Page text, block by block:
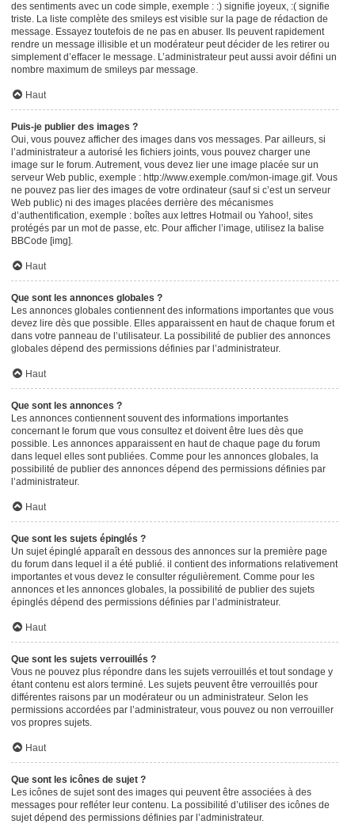
des sentiments avec un code simple, exemple : :) signifie joyeux, :( signifie
triste. La liste complète des smileys est visible sur la page de rédaction de
message. Essayez toutefois de ne pas en abuser. Ils peuvent rapidement
rendre un message illisible et un modérateur peut décider de les retirer ou
simplement d’effacer le message. L’administrateur peut aussi avoir défini un
nombre maximum de smileys par message.
Haut
Puis-je publier des images ?
Oui, vous pouvez afficher des images dans vos messages. Par ailleurs, si
l’administrateur a autorisé les fichiers joints, vous pouvez charger une
image sur le forum. Autrement, vous devez lier une image placée sur un
serveur Web public, exemple : http://www.exemple.com/mon-image.gif. Vous
ne pouvez pas lier des images de votre ordinateur (sauf si c’est un serveur
Web public) ni des images placées derrière des mécanismes
d’authentification, exemple : boîtes aux lettres Hotmail ou Yahoo!, sites
protégés par un mot de passe, etc. Pour afficher l’image, utilisez la balise
BBCode [img].
Haut
Que sont les annonces globales ?
Les annonces globales contiennent des informations importantes que vous
devez lire dès que possible. Elles apparaissent en haut de chaque forum et
dans votre panneau de l’utilisateur. La possibilité de publier des annonces
globales dépend des permissions définies par l’administrateur.
Haut
Que sont les annonces ?
Les annonces contiennent souvent des informations importantes
concernant le forum que vous consultez et doivent être lues dès que
possible. Les annonces apparaissent en haut de chaque page du forum
dans lequel elles sont publiées. Comme pour les annonces globales, la
possibilité de publier des annonces dépend des permissions définies par
l’administrateur.
Haut
Que sont les sujets épinglés ?
Un sujet épinglé apparaît en dessous des annonces sur la première page
du forum dans lequel il a été publié. il contient des informations relativement
importantes et vous devez le consulter régulièrement. Comme pour les
annonces et les annonces globales, la possibilité de publier des sujets
épinglés dépend des permissions définies par l’administrateur.
Haut
Que sont les sujets verrouillés ?
Vous ne pouvez plus répondre dans les sujets verrouillés et tout sondage y
étant contenu est alors terminé. Les sujets peuvent être verrouillés pour
différentes raisons par un modérateur ou un administrateur. Selon les
permissions accordées par l’administrateur, vous pouvez ou non verrouiller
vos propres sujets.
Haut
Que sont les icônes de sujet ?
Les icônes de sujet sont des images qui peuvent être associées à des
messages pour refléter leur contenu. La possibilité d’utiliser des icônes de
sujet dépend des permissions définies par l’administrateur.